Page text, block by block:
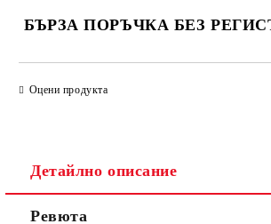
БЪРЗА ПОРЪЧКА БЕЗ
Оцени продукта
Детайлно описание
Ревюта